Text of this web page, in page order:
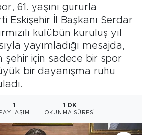
61. yaşını gururla
Eskişehir İl Başkanı Serdar
kulübün kuruluş yıl
yayımladığı mesajda,
şehir için sadece bir spor
bir dayanışma ruhu
1
PAYLAŞIM
1 DK
OKUNMA SÜRESI